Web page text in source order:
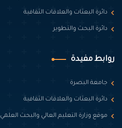
دائرة البعثات والعلاقات الثقافية
دائرة البحث والتطوير
روابط مفيدة
جامعة البصرة
دائرة البعثات والعلاقات الثقافية
موقع وزارة التعليم العالي والبحث العلمي